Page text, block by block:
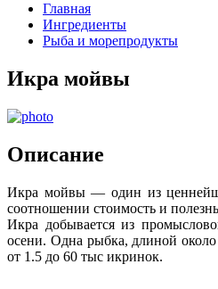
Главная
Ингредиенты
Рыба и морепродукты
Икра мойвы
Описание
Икра мойвы — один из
соотношении стоимость и
Икра добывается из
осени. Одна рыбка, длиной
от 1.5 до 60 тыс икринок.